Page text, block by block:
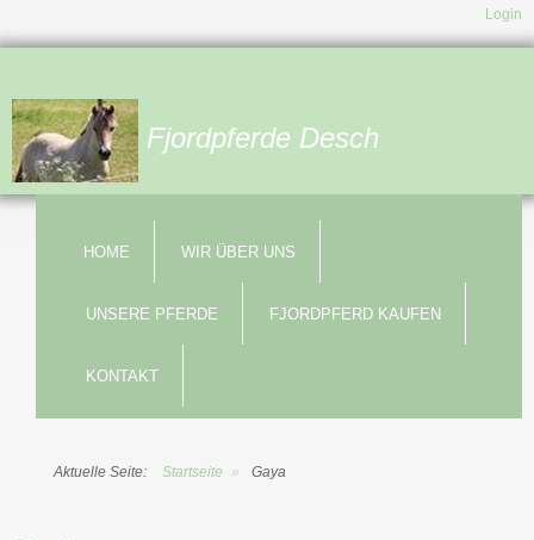
Login
Fjordpferde Desch
HOME WIR ÜBER UNS
UNSERE PFERDE FJORDPFERD KAUFEN
KONTAKT
Aktuelle Seite: Startseite » Gaya